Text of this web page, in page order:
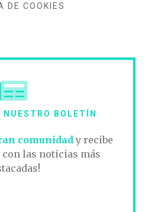
DE COOKIES
BOLETÍN
comunidady recibe
las noticias más